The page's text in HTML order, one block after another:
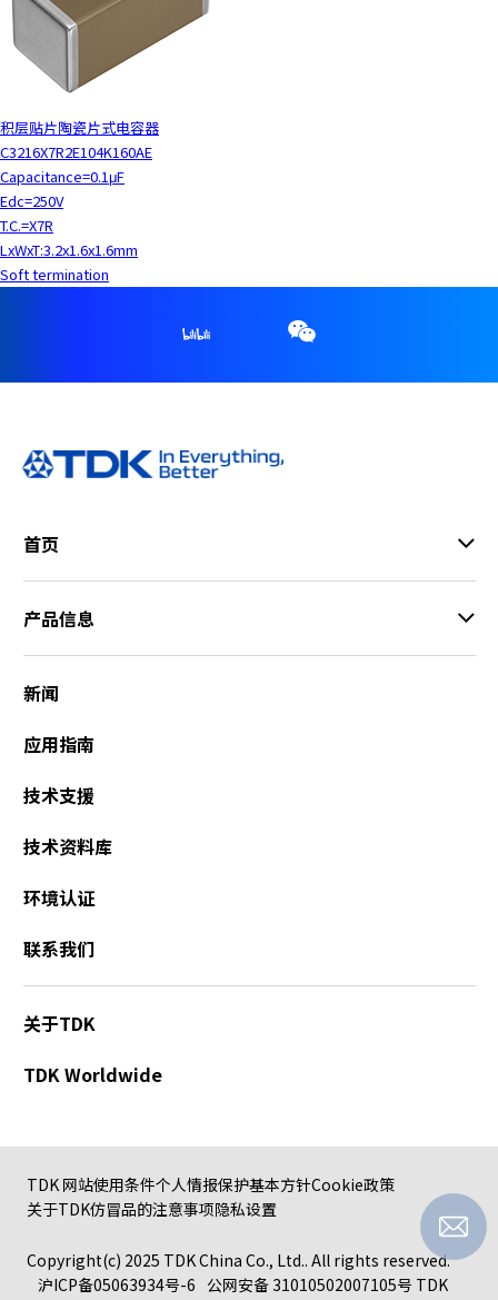
积层贴片陶瓷片式电容器
C3216X7R2E104K160AE
Capacitance=0.1μF
Edc=250V
T.C.=X7R
LxWxT:3.2x1.6x1.6mm
Soft termination
首页
产品信息
新闻
应用指南
技术支援
技术资料库
环境认证
联系我们
关于TDK
TDK Worldwide
TDK 网站使用条件个人情报保护基本方针Cookie政策
关于TDK仿冒品的注意事项隐私设置
Copyright(c) 2025 TDK China Co., Ltd.. All rights reserved.
沪ICP备05063934号-6 公网安备 31010502007105号 TDK